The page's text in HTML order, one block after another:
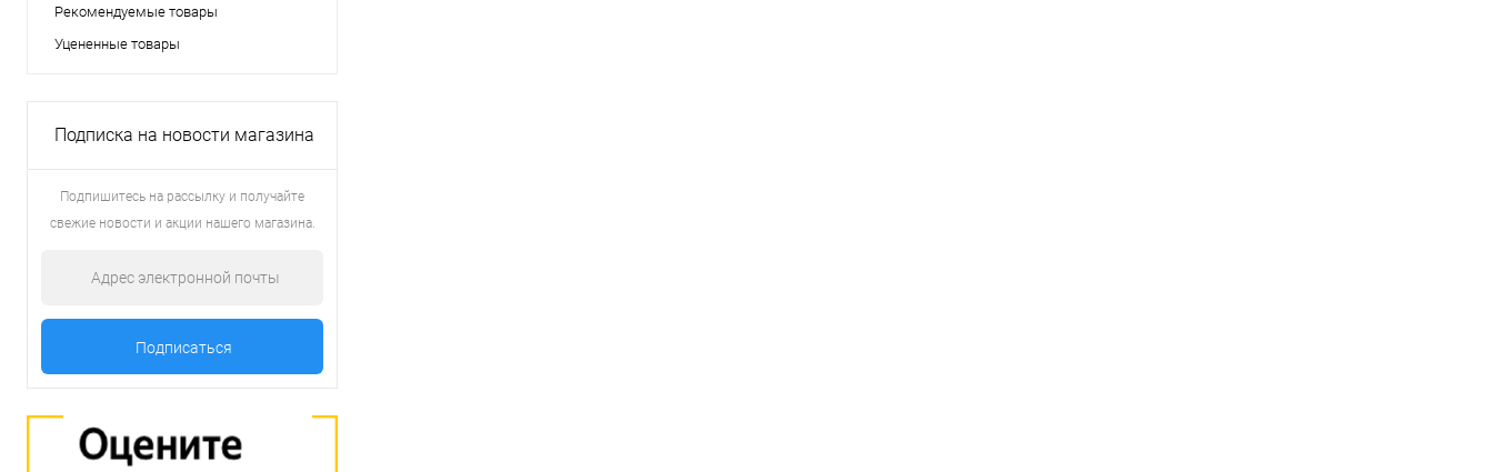
Рекомендуемые товары
Уцененные товары
Подписка на новости магазина
Подпишитесь на рассылку и получайте
свежие новости и акции нашего магазина.